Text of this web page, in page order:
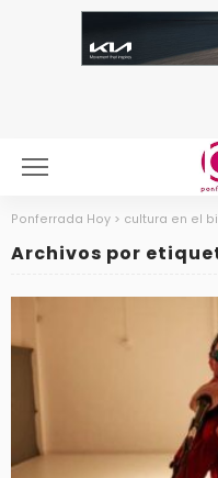
Ponferrada Hoy > cultura en el
Archivos por